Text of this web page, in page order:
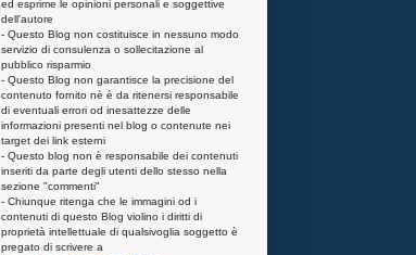
ed esprime le opinioni personali e soggettive
dell'autore
- Questo Blog non costituisce in nessuno modo
servizio di consulenza o sollecitazione al
pubblico risparmio
- Questo Blog non garantisce la precisione del
contenuto fornito nè è da ritenersi responsabile
di eventuali errori od inesattezze delle
informazioni presenti nel blog o contenute nei
target dei link esterni
- Questo blog non è responsabile dei contenuti
inseriti da parte degli utenti dello stesso nella
sezione "commenti"
- Chiunque ritenga che le immagini od i
contenuti di questo Blog violino i diritti di
proprietà intellettuale di qualsivoglia soggetto è
pregato di scrivere a